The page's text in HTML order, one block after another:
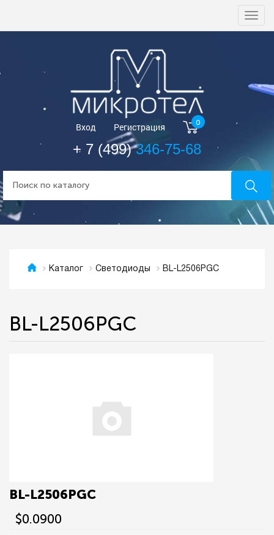
Вход Регистрация 0
+ 7 (499)346-75-68
Каталог Светодиоды BL-L2506PGC
BL-L2506PGC
BL-L2506PGC
$0.0900